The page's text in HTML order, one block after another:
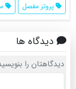
پروتز مفصل
دیدگاه ها
دیدگاهتان را